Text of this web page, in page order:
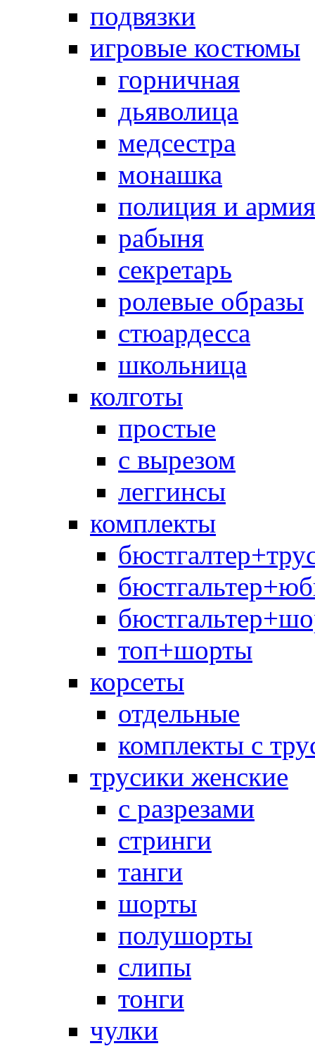
подвязки
игровые костюмы
горничная
дьяволица
медсестра
монашка
полиция и армия
рабыня
секретарь
ролевые образы
стюардесса
школьница
колготы
простые
с вырезом
леггинсы
комплекты
топ+шорты
корсеты
отдельные
комплекты с
трусики женские
с разрезами
стринги
танги
шорты
полушорты
слипы
тонги
чулки